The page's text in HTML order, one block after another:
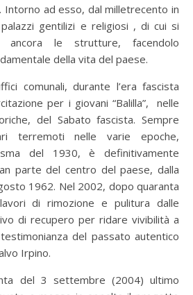
Intorno ad esso, dal milletrecento in
gentilizi e religiosi , di cui si
ancora le strutture, facendolo
della vita del paese.
comunali, durante l’era fascista
per i giovani “Balilla”, nelle
del Sabato fascista. Sempre
terremoti nelle varie epoche,
del 1930, è definitivamente
parte del centro del paese, dalla
1962. Nel 2002, dopo quaranta
di rimozione e pulitura dalle
di recupero per ridare vivibilità a
del passato autentico
Irpino.
del 3 settembre (2004) ultimo